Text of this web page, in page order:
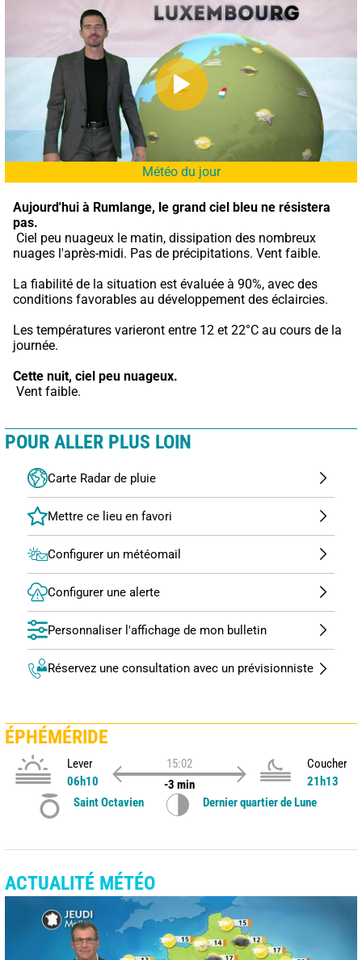
Météo du jour
Aujourd'hui à Rumlange, le grand ciel bleu ne résistera
pas.
nuages l'après-midi. Pas de précipitations. Vent faible.
La fiabilité de la situation est évaluée à 90%, avec des
conditions favorables au développement des éclaircies.
Les températures varieront entre 12 et 22°C au cours de la
journée.
Cette nuit, ciel peu nuageux.
Vent faible.
POUR ALLER PLUS LOIN
Carte Radar de pluie
Configurer un météomail
Configurer une alerte
Personnaliser l'affichage de mon bulletin
Réservez une consultation avec un prévisionniste
ÉPHÉMÉRIDE
Lever
06h10
15:02
-3 min
Coucher
21h13
Saint Octavien
Dernier quartier de Lune
ACTUALITÉ MÉTÉO